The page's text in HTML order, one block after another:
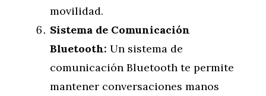
movilidad.
Sistema de Comunicación
Bluetooth: Un sistema de
comunicación Bluetooth te permite
mantener conversaciones manos